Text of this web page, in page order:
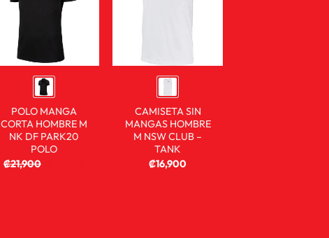
POLO MANGA
CORTA HOMBRE M
NK DF PARK20
POLO
₡21,900
CAMISETA SIN
MANGAS HOMBRE
M NSW CLUB –
TANK
₡16,900